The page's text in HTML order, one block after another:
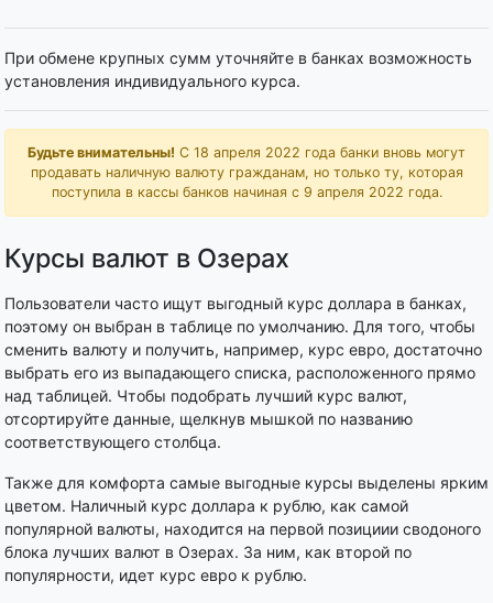
При обмене крупных сумм уточняйте в банках возможность
установления индивидуального курса.
Будьте внимательны! С 18 апреля 2022 года банки вновь могут
продавать наличную валюту гражданам, но только ту, которая
поступила в кассы банков начиная с 9 апреля 2022 года.
Курсы валют в Озерах
Пользователи часто ищут выгодный курс доллара в банках,
поэтому он выбран в таблице по умолчанию. Для того, чтобы
сменить валюту и получить, например, курс евро, достаточно
выбрать его из выпадающего списка, расположенного прямо
над таблицей. Чтобы подобрать лучший курс валют,
отсортируйте данные, щелкнув мышкой по названию
соответствующего столбца.
Также для комфорта самые выгодные курсы выделены ярким
цветом. Наличный курс доллара к рублю, как самой
популярной валюты, находится на первой позициии сводоного
блока лучших валют в Озерах. За ним, как второй по
популярности, идет курс евро к рублю.